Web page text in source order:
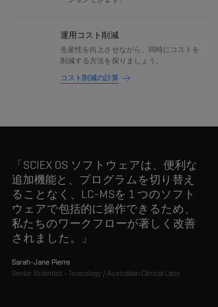
運用コスト削減
生産性を向上させながら、同時にコストを
削減する方法を探りましょう。
コスト削減の計算
「SCIEX OS ソフトウェアは、便利な
追加機能と、プログラムを切り替え
ることなく、LC-MSを 1 つのソフト
ウェアで包括的に操作できるため、
私たちのワークフローが著しく改善
されました。」
Sarah-Jane Pierre
Senior Scientist - Toxicology / Australian Clinical Labs